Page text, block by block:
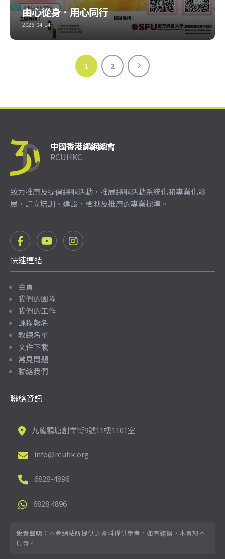
由心從身．用心同行
2026-04-14
收到好多人問，今年主題究竟講乜？
等小編節錄下副主
https://forms.gle/dhZvfRee4zANM3B79
1 2
中國香港繩網總會
RCUHKC
致力推廣及提倡繩網活動，推展繩網活動系統化和專業化發
展，訂立培訓、建設、檢測及推廣的專業標準。
快速連結
主頁
我們的團隊
我們的工作
課程報名
教練名單
文件下載
常見問題
聯絡我們
聯絡資訊
九龍觀塘創業街9號11樓1101室
info@rcuhk.org
6828-4896
6828 4896
免責聲明： 本會網站所提供之資料僅供參考，如有錯誤，本會恕不
負責。